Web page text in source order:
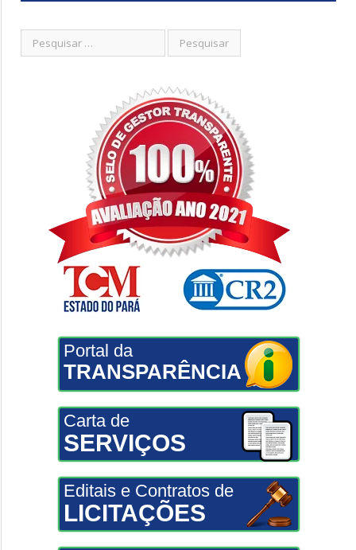
Portal da
TRANSPARÊNCIA
Carta de
SERVIÇOS
Editais e Contratos de
LICITAÇÕES